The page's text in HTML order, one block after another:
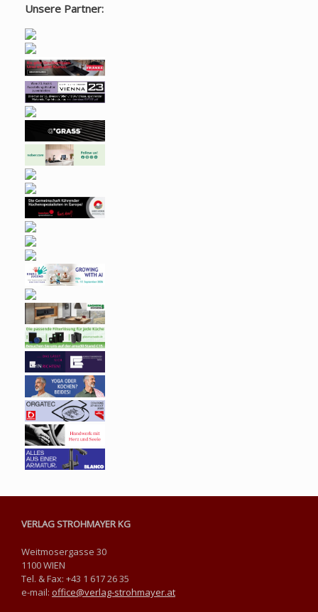
Unsere Partner:
VERLAG STROHMAYER KG
Weitmosergasse 30
1100 WIEN
Tel. & Fax: +43 1 617 26 35
e-mail: office@verlag-strohmayer.at